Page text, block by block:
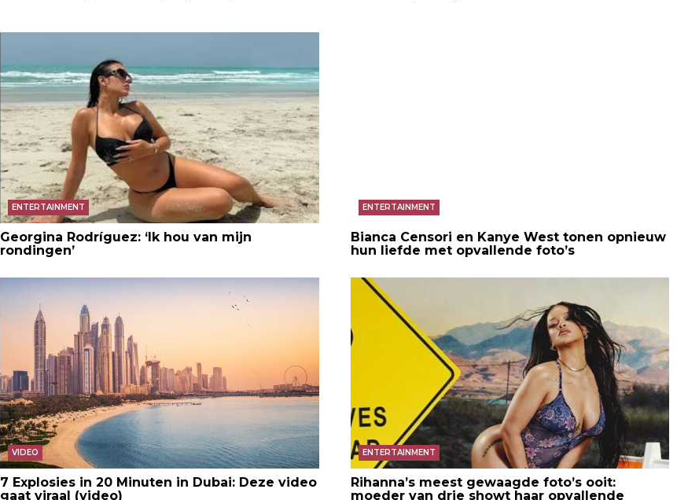
ENTERTAINMENT
Georgina Rodríguez: ‘Ik hou van mijn
rondingen’
ENTERTAINMENT
Bianca Censori en Kanye West tonen opnieuw
hun liefde met opvallende foto’s
VIDEO
7 Explosies in 20 Minuten in Dubai: Deze video
gaat viraal (video)
ENTERTAINMENT
Rihanna’s meest gewaagde foto’s ooit:
moeder van drie showt haar opvallende